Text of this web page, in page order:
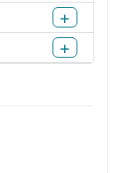
+
+